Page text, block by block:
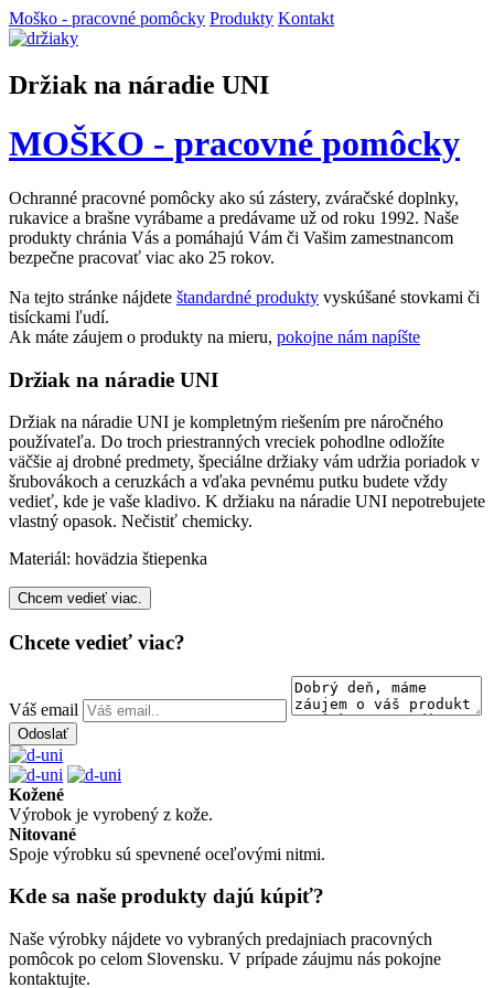
Moško - pracovné pomôcky Produkty Kontakt
Držiak na náradie UNI
MOŠKO - pracovné pomôcky
Ochranné pracovné pomôcky ako sú zástery, zváračské doplnky,
rukavice a brašne vyrábame a predávame už od roku 1992. Naše
produkty chránia Vás a pomáhajú Vám či Vašim zamestnancom
bezpečne pracovať viac ako 25 rokov.
Na tejto stránke nájdete štandardné produkty vyskúšané stovkami či
tisíckami ľudí.
Ak máte záujem o produkty na mieru, pokojne nám napíšte
Držiak na náradie UNI
Držiak na náradie UNI je kompletným riešením pre náročného
používateľa. Do troch priestranných vreciek pohodlne odložíte
väčšie aj drobné predmety, špeciálne držiaky vám udržia poriadok v
šrubovákoch a ceruzkách a vďaka pevnému putku budete vždy
vedieť, kde je vaše kladivo. K držiaku na náradie UNI nepotrebujete
vlastný opasok. Nečistiť chemicky.
Materiál: hovädzia štiepenka
Chcem vedieť viac.
Chcete vedieť viac?
Váš email
Kožené
Výrobok je vyrobený z kože.
Nitované
Spoje výrobku sú spevnené oceľovými nitmi.
Kde sa naše produkty dajú kúpiť?
Naše výrobky nájdete vo vybraných predajniach pracovných
pomôcok po celom Slovensku. V prípade záujmu nás pokojne
kontaktujte.